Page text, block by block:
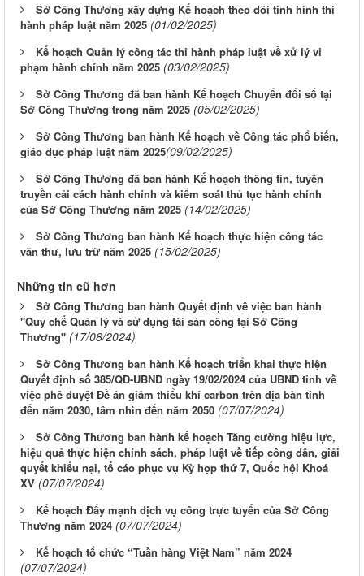
Sở Công Thương xây dựng Kế hoạch theo dõi tình hình thi
hành pháp luật năm 2025 (01/02/2025)
Kế hoạch Quản lý công tác thi hành pháp luật về xử lý vi
phạm hành chính năm 2025 (03/02/2025)
Sở Công Thương đã ban hành Kế hoạch Chuyển đổi số tại
Sở Công Thương trong năm 2025 (05/02/2025)
Sở Công Thương ban hành Kế hoạch về Công tác phổ biến,
giáo dục pháp luật năm 2025​(09/02/2025)
Sở Công Thương đã ban hành Kế hoạch thông tin, tuyên
truyền cải cách hành chính và kiểm soát thủ tục hành chính
của Sở Công Thương năm 2025 (14/02/2025)
Sở Công Thương ban hành Kế hoạch thực hiện công tác
văn thư, lưu trữ năm 2025 (15/02/2025)
Những tin cũ hơn
Sở Công Thương ban hành Quyết định về việc ban hành
"Quy chế Quản lý và sử dụng tài sản công tại Sở Công
Thương" (17/08/2024)
Sở Công Thương ban hành Kế hoạch triển khai thực hiện
Quyết định số 385/QĐ-UBND ngày 19/02/2024 của UBND tỉnh về
việc phê duyệt Đề án giảm thiểu khí carbon trên địa bàn tỉnh
đến năm 2030, tầm nhìn đến năm 2050 (07/07/2024)
Sở Công Thương ban hành kế hoạch Tăng cường hiệu lực,
hiệu quả thực hiện chính sách, pháp luật về tiếp công dân, giải
quyết khiếu nại, tố cáo phục vụ Kỳ họp thứ 7, Quốc hội Khoá
XV (07/07/2024)
Kế hoạch Đẩy mạnh dịch vụ công trực tuyến của Sở Công
Thương năm 2024 (07/07/2024)
Kế hoạch tổ chức “Tuần hàng Việt Nam” năm 2024
(07/07/2024)